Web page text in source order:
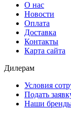
О нас
Новости
Оплата
Доставка
Контакты
Карта сайта
Дилерам
Условия
Подать
Наши